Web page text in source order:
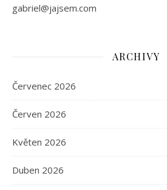
gabriel@jajsem.com
ARCHIVY
Červenec 2026
Červen 2026
Květen 2026
Duben 2026